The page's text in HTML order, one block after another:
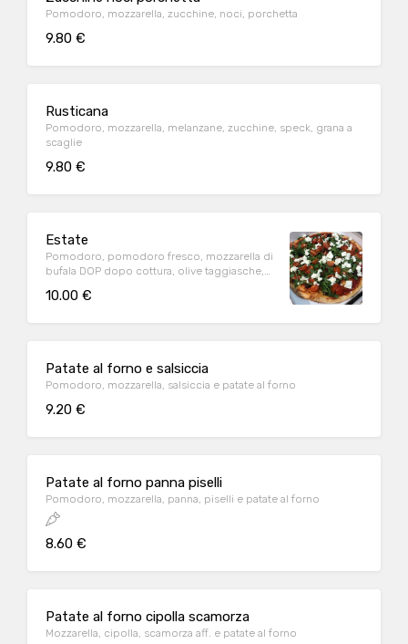
Pomodoro, mozzarella, zucchine, noci, porchetta
9.80 €
Rusticana
Pomodoro, mozzarella, melanzane, zucchine, speck, grana a
scaglie
9.80 €
Estate
Pomodoro, pomodoro fresco, mozzarella di
bufala DOP dopo cottura, olive taggiasche,
10.00 €
Patate al forno e salsiccia
Pomodoro, mozzarella, salsiccia e patate al forno
9.20 €
Patate al forno panna piselli
Pomodoro, mozzarella, panna, piselli e patate al forno
8.60 €
Patate al forno cipolla scamorza
Mozzarella, cipolla, scamorza aff. e patate al forno